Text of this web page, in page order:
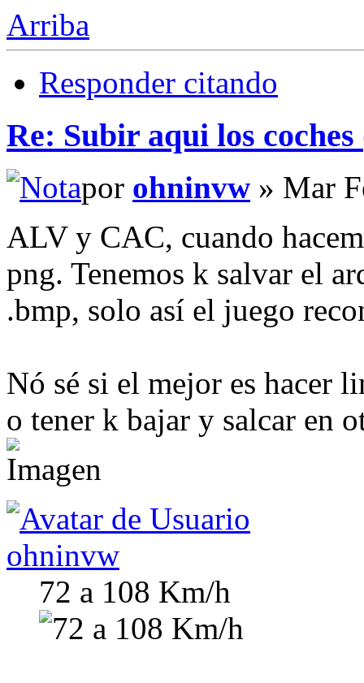
Arriba
Responder citando
Re: Subir aqui los
por ohninvw » Mar
ALV y CAC, cuando
png. Tenemos k salvar el
.bmp, solo así el juego
Nó sé si el mejor es hacer
o tener k bajar y salcar en
ohninvw
72 a 108 Km/h